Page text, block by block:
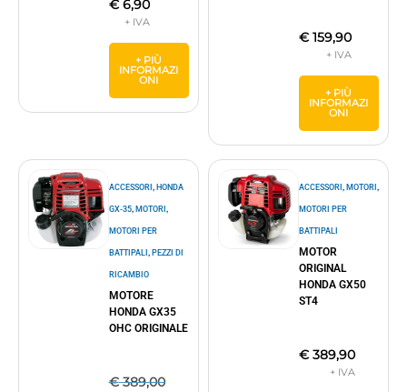
€6,90
+ PIÙ
INFORMAZI
ONI
€159,90
+ PIÙ
INFORMAZI
ONI
ACCESSORI , HONDA
GX-35, MOTORI ,
MOTORI PER
BATTIPALI , PEZZI DI
RICAMBIO
MOTORE
HONDA GX35
OHC ORIGINALE
€389,00
ACCESSORI , MOTORI ,
MOTORI PER
BATTIPALI
MOTOR
ORIGINAL
HONDA GX50
ST4
€389,90